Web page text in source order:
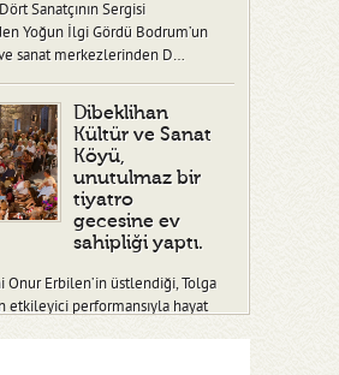
Sanatçının Sergisi
Yoğun İlgi Gördü Bodrum’un
sanat merkezlerinden D…
Dibeklihan
Kültür ve Sanat
Köyü,
unutulmaz bir
tiyatro
gecesine ev
sahipliği yaptı.
Onur Erbilen’in üstlendiği, Tolga
etkileyici performansıyla hayat